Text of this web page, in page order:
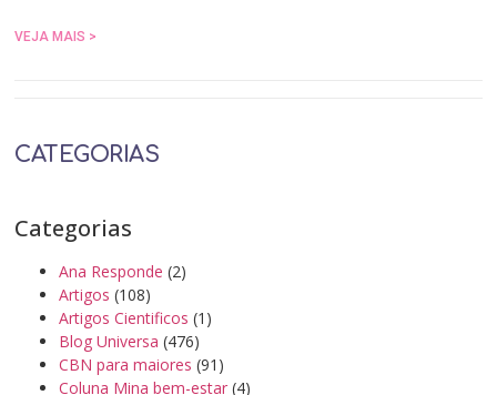
VEJA MAIS >
CATEGORIAS
Categorias
Ana Responde (2)
Artigos (108)
Artigos Cientificos (1)
Blog Universa (476)
CBN para maiores (91)
Coluna Mina bem-estar (4)